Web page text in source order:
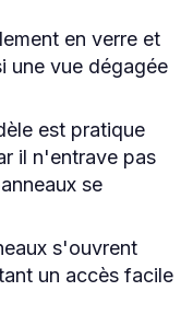
en verre et
une vue dégagée
est pratique
il n'entrave pas
se
s'ouvrent
un accès facile